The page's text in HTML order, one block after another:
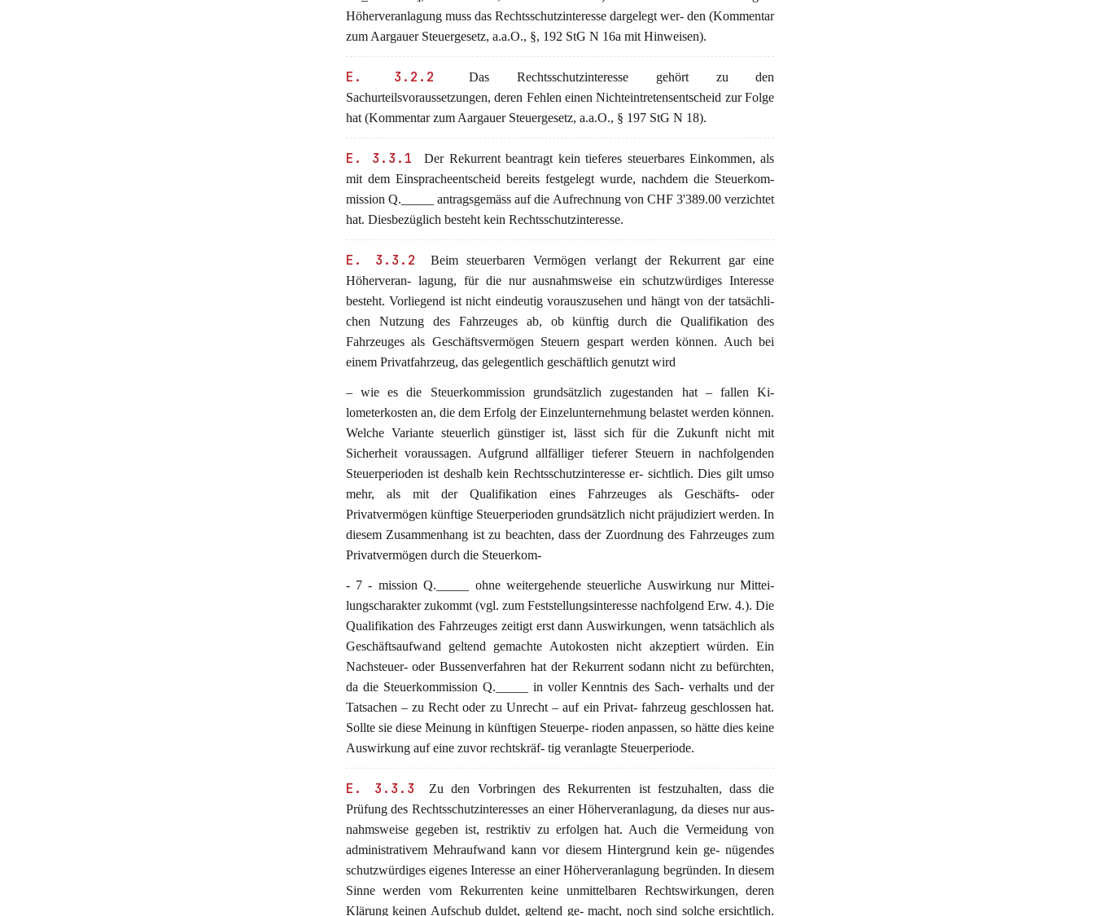
Höherveranlagung muss das Rechtsschutzinteresse dargelegt wer- den (Kommentar
zum Aargauer Steuergesetz, a.a.O., §, 192 StG N 16a mit Hinweisen).
E. 3.2.2
Das Rechtsschutzinteresse gehört zu den
Sachurteilsvoraussetzungen, deren Fehlen einen Nichteintretensentscheid zur Folge
hat (Kommentar zum Aargauer Steuergesetz, a.a.O., § 197 StG N 18).
E. 3.3.1
Der Rekurrent beantragt kein tieferes steuerbares Einkommen, als
mit dem Einspracheentscheid bereits festgelegt wurde, nachdem die Steuerkom-
mission Q._____ antragsgemäss auf die Aufrechnung von CHF 3'389.00 verzichtet
hat. Diesbezüglich besteht kein Rechtsschutzinteresse.
E. 3.3.2
Beim steuerbaren Vermögen verlangt der Rekurrent gar eine
Höherveran- lagung, für die nur ausnahmsweise ein schutzwürdiges Interesse
besteht. Vorliegend ist nicht eindeutig vorauszusehen und hängt von der tatsächli-
chen Nutzung des Fahrzeuges ab, ob künftig durch die Qualifikation des
Fahrzeuges als Geschäftsvermögen Steuern gespart werden können. Auch bei
einem Privatfahrzeug, das gelegentlich geschäftlich genutzt wird
– wie es die Steuerkommission grundsätzlich zugestanden hat – fallen Ki-
lometerkosten an, die dem Erfolg der Einzelunternehmung belastet werden können.
Welche Variante steuerlich günstiger ist, lässt sich für die Zukunft nicht mit
Sicherheit voraussagen. Aufgrund allfälliger tieferer Steuern in nachfolgenden
Steuerperioden ist deshalb kein Rechtsschutzinteresse er- sichtlich. Dies gilt umso
mehr, als mit der Qualifikation eines Fahrzeuges als Geschäfts- oder
Privatvermögen künftige Steuerperioden grundsätzlich nicht präjudiziert werden. In
diesem Zusammenhang ist zu beachten, dass der Zuordnung des Fahrzeuges zum
Privatvermögen durch die Steuerkom-
- 7 - mission Q._____ ohne weitergehende steuerliche Auswirkung nur Mittei-
lungscharakter zukommt (vgl. zum Feststellungsinteresse nachfolgend Erw. 4.). Die
Qualifikation des Fahrzeuges zeitigt erst dann Auswirkungen, wenn tatsächlich als
Geschäftsaufwand geltend gemachte Autokosten nicht akzeptiert würden. Ein
Nachsteuer- oder Bussenverfahren hat der Rekurrent sodann nicht zu befürchten,
da die Steuerkommission Q._____ in voller Kenntnis des Sach- verhalts und der
Tatsachen – zu Recht oder zu Unrecht – auf ein Privat- fahrzeug geschlossen hat.
Sollte sie diese Meinung in künftigen Steuerpe- rioden anpassen, so hätte dies keine
Auswirkung auf eine zuvor rechtskräf- tig veranlagte Steuerperiode.
E. 3.3.3
Zu den Vorbringen des Rekurrenten ist festzuhalten, dass die
Prüfung des Rechtsschutzinteresses an einer Höherveranlagung, da dieses nur aus-
nahmsweise gegeben ist, restriktiv zu erfolgen hat. Auch die Vermeidung von
administrativem Mehraufwand kann vor diesem Hintergrund kein ge- nügendes
schutzwürdiges eigenes Interesse an einer Höherveranlagung begründen. In diesem
Sinne werden vom Rekurrenten keine unmittelbaren Rechtswirkungen, deren
Klärung keinen Aufschub duldet, geltend ge- macht, noch sind solche ersichtlich.